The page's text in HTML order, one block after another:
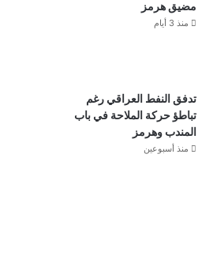
مضيق هرمز
منذ 3 أيام
تدفق النفط العراقي رغم
تباطؤ حركة الملاحة في باب
المندب وهرمز
منذ أسبوعين